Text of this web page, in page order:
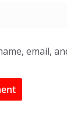
email,